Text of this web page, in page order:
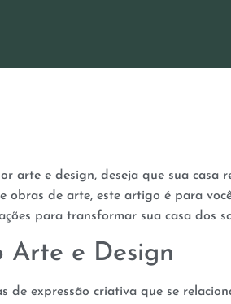
arte e design, deseja que sua
obras de arte, este artigo é para
para transformar sua casa dos
Arte e Design
de expressão criativa que se